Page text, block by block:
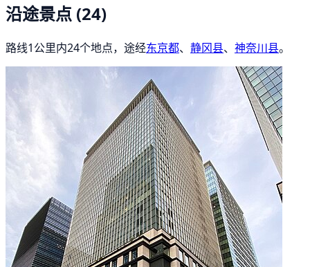
沿途景点 (24)
路线1公里内24个地点，途经东京都、 静冈县、 神奈川县。